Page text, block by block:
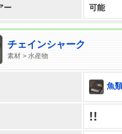
ー 可能
チェインシャーク
素材 > 水産物
魚
!!